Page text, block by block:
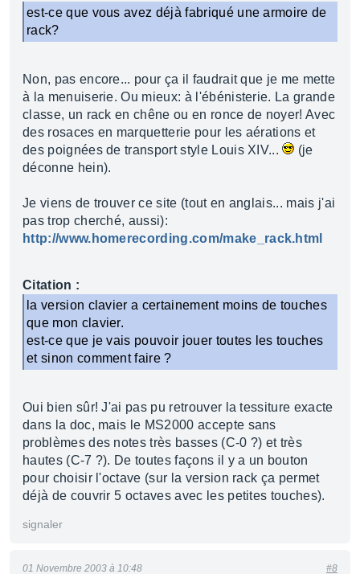
est-ce que vous avez déjà fabriqué une armoire de
rack?
Non, pas encore... pour ça il faudrait que je me mette
à la menuiserie. Ou mieux: à l'ébénisterie. La grande
classe, un rack en chêne ou en ronce de noyer! Avec
des rosaces en marquetterie pour les aérations et
des poignées de transport style Louis XIV...
(je
déconne hein).
Je viens de trouver ce site (tout en anglais... mais j'ai
pas trop cherché, aussi):
http://www.homerecording.com/make_rack.html
Citation :
la version clavier a certainement moins de touches
que mon clavier.
est-ce que je vais pouvoir jouer toutes les touches
et sinon comment faire ?
Oui bien sûr! J'ai pas pu retrouver la tessiture exacte
dans la doc, mais le MS2000 accepte sans
problèmes des notes très basses (C-0 ?) et très
hautes (C-7 ?). De toutes façons il y a un bouton
pour choisir l'octave (sur la version rack ça permet
déjà de couvrir 5 octaves avec les petites touches).
signaler
01 Novembre 2003 à 10:48 #8